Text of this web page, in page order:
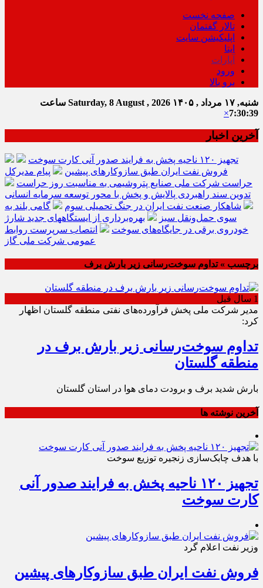
صفحه نخست
تالار گفتمان
اپلیکیشن سایت
ایتا
آپارات
ورود
برو بالا
شنبه, ۱۷ مرداد , ۱۴۰۵ Saturday, 8 August , 2026 ساعت
7:30:39
×
آخرین اخبار
تجهیز ۱۲۰ ناحیه پخش به فرایند صدور آنی کارت سوخت
فروش نفت ایران طبق سازوکارهای پیشین
پیام مدیرکل
حراست شرکت ملی صنایع پتروشیمی به مناسبت روز حراست
تدوین سند راهبردی پالایش و پخش با محور توسعه سرمایه انسانی
شاهکار صنعت نفت ایران در جنگ تحمیلی سوم
گامی بلند به
سوی حمل‌ونقل سبز
بهره‌برداری از ایستگاههای جدید شارژ
خودروی برقی در جایگاه‌های سوخت
انتصاب سرپرست روابط
عمومی شرکت ملی گاز
برچسب » تداوم سوخت‌رسانی زیر بارش برف
1 سال قبل
مدیر شرکت ملی پخش فرآورده‌های نفتی منطقه گلستان اظهار
کرد:
تداوم سوخت‌رسانی زیر بارش برف در
منطقه گلستان
بارش شدید برف و برودت دمای هوا در استان گلستان
آخرین نوشته ها
با هدف چابک‌سازی زنجیره توزیع سوخت
تجهیز ۱۲۰ ناحیه پخش به فرایند صدور آنی
کارت سوخت
وزیر نفت اعلام گرد
فروش نفت ایران طبق سازوکارهای پیشین